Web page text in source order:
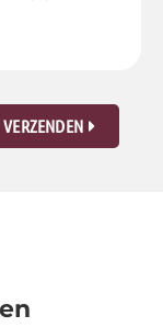
VERZENDEN